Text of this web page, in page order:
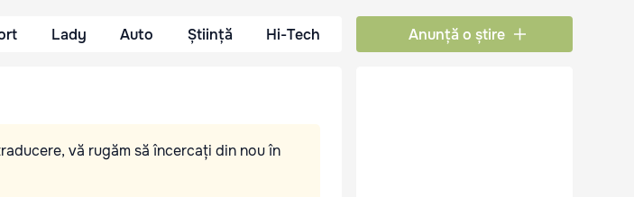
Lady Auto Știință Hi-Tech Anunță o știre
vă rugăm să încercați din nou în